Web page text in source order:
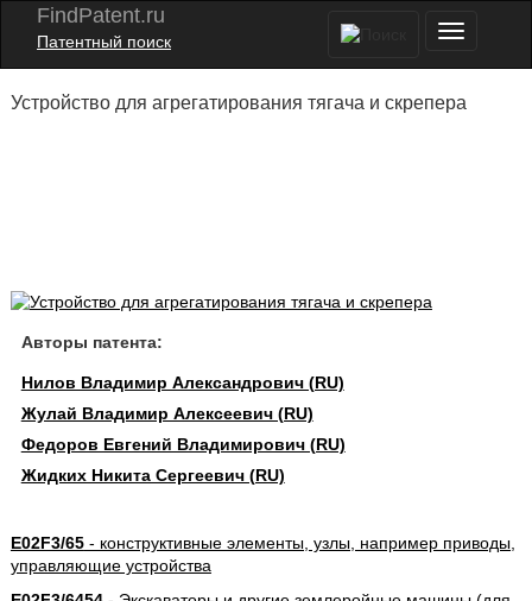
FindPatent.ru
Патентный поиск
Устройство для агрегатирования тягача и скрепера
Авторы патента:
Нилов Владимир Александрович (RU)
Жулай Владимир Алексеевич (RU)
Федоров Евгений Владимирович (RU)
Жидких Никита Сергеевич (RU)
E02F3/65- конструктивные элементы, узлы, например приводы,
управляющие устройства